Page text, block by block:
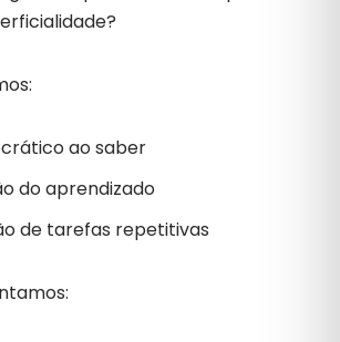
aosaber
doaprendizado
de tarefas repetitivas